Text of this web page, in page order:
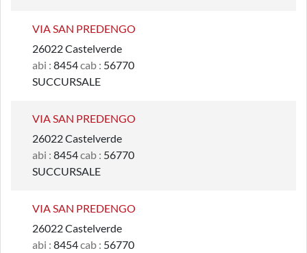
VIA SAN PREDENGO
26022 Castelverde
abi : 8454cab : 56770
SUCCURSALE
VIA SAN PREDENGO
26022 Castelverde
abi : 8454cab : 56770
SUCCURSALE
VIA SAN PREDENGO
26022 Castelverde
abi : 8454cab : 56770